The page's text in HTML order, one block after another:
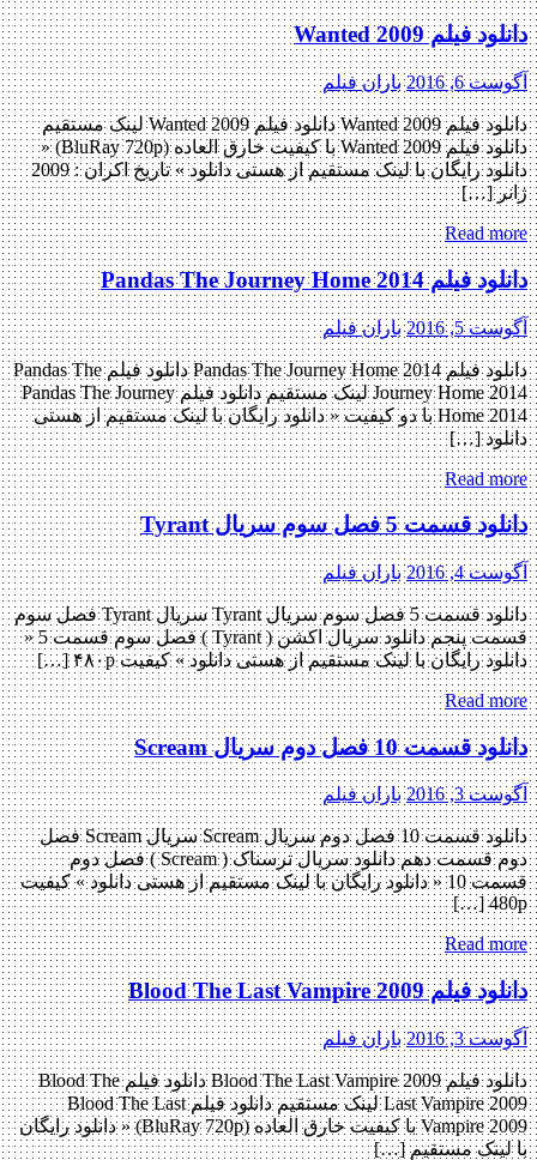
دانلود فیلم Wanted 2009
آگوست 6, 2016 باران فیلم
دانلود فیلم Wanted 2009 دانلود فیلم Wanted 2009 لینک مستقیم
دانلود فیلم Wanted 2009 با کیفیت خارق العاده (BluRay 720p) «
دانلود رایگان با لینک مستقیم از هستی دانلود » تاریخ اکران : 2009
ژانر […]
Read more
دانلود فیلم Pandas The Journey Home 2014
آگوست 5, 2016 باران فیلم
دانلود فیلم Pandas The Journey Home 2014 دانلود فیلم Pandas The
Journey Home 2014 لینک مستقیم دانلود فیلم Pandas The Journey
Home 2014 با دو کیفیت « دانلود رایگان با لینک مستقیم از هستی
دانلود […]
Read more
دانلود قسمت 5 فصل سوم سریال Tyrant
آگوست 4, 2016 باران فیلم
دانلود قسمت 5 فصل سوم سریال Tyrant سریال Tyrant فصل سوم
قسمت پنجم دانلود سریال اکشن ( Tyrant ) فصل سوم قسمت 5 «
دانلود رایگان با لینک مستقیم از هستی دانلود » کیفیت ۴۸۰p […]
Read more
دانلود قسمت 10 فصل دوم سریال Scream
آگوست 3, 2016 باران فیلم
دانلود قسمت 10 فصل دوم سریال Scream سریال Scream فصل
دوم قسمت دهم دانلود سریال ترسناک ( Scream ) فصل دوم
قسمت 10 « دانلود رایگان با لینک مستقیم از هستی دانلود » کیفیت
480p […]
Read more
دانلود فیلم Blood The Last Vampire 2009
آگوست 3, 2016 باران فیلم
دانلود فیلم Blood The Last Vampire 2009 دانلود فیلم Blood The
Last Vampire 2009 لینک مستقیم دانلود فیلم Blood The Last
Vampire 2009 با کیفیت خارق العاده (BluRay 720p) « دانلود رایگان
با لینک مستقیم […]